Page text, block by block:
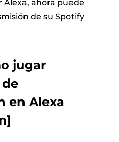
ahora puede
de su Spotify
jugar
en Alexa